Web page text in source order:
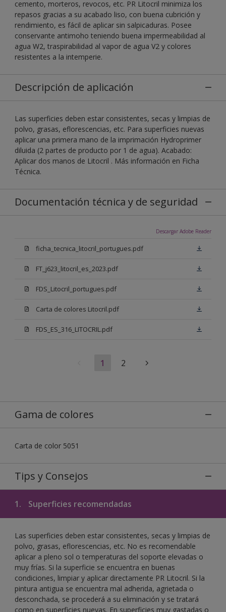
cemento, morteros, revocos, etc. PR Litocril minimiza los
repasos gracias a su acabado liso, con buena cubrición y
rendimiento, es fácil de aplicar sin salpicaduras. Posee
conservante antimoho teniendo buena impermeabilidad al
agua W2, traspirabilidad al vapor de agua V2 y colores
resistentes a la intemperie.
Descripción de aplicación
Las superficies deben estar consistentes, secas y limpias de
polvo, grasas, eflorescencias, etc. Para superficies nuevas
aplicar una primera mano de la imprimación Hydroprimer
diluida (2 partes de producto por 1 de agua). Acabado:
Aplicar dos manos de Litocril . Más información en Ficha
Técnica.
Documentación técnica y de seguridad
Descargar Adobe Reader
ficha_tecnica_litocril_portugues.pdf
FT_j623_litocril_es_2023.pdf
FDS_Litocril_portugues.pdf
Carta de colores Litocril.pdf
FDS_ES_316_LITOCRIL.pdf
1 2
Gama de colores
Carta de color 5051
Tips y Consejos
1. Superficies recomendadas
Las superficies deben estar consistentes, secas y limpias de
polvo, grasas, eflorescencias, etc. No es recomendable
aplicar a pleno sol o temperaturas del soporte elevadas o
muy frías. Si la superficie se encuentra en buenas
condiciones, limpiar y aplicar directamente PR Litocril. Si la
pintura antigua se encuentra mal adherida, agrietada o
desconchada, se procederá a su eliminación y se tratará
como en superficies nuevas. En superficies muy gastadas o